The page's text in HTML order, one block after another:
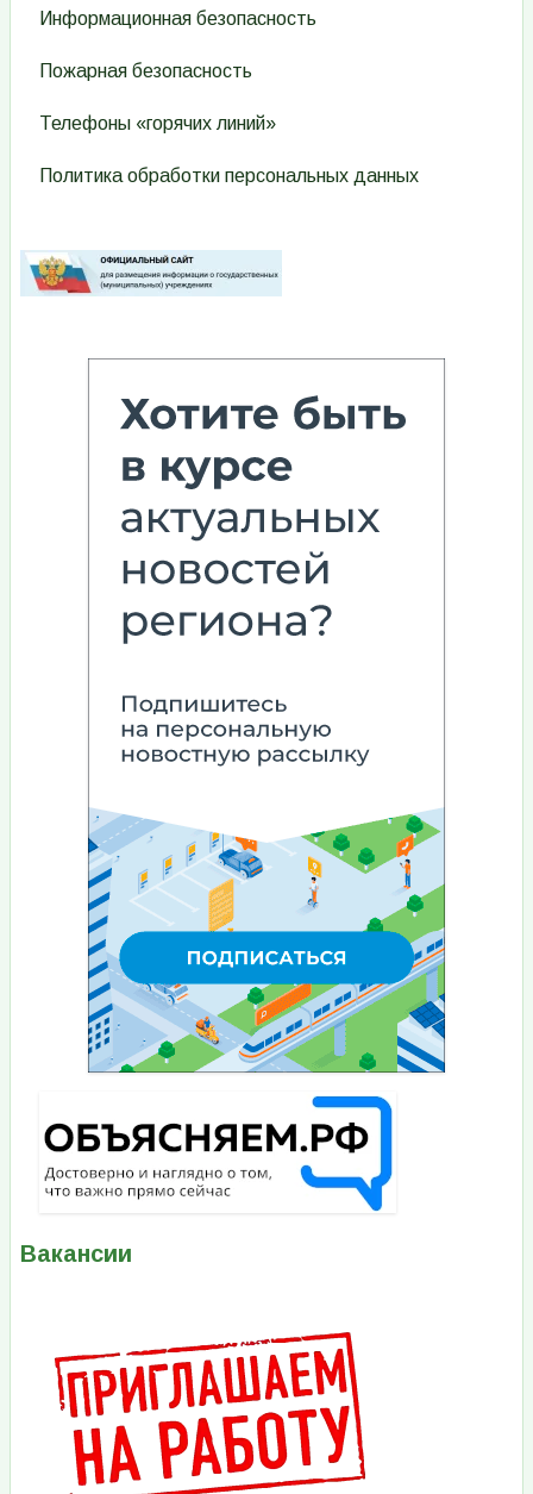
Информационная безопасность
Пожарная безопасность
Телефоны «горячих линий»
Политика обработки персональных данных
Изображение
Вакансии